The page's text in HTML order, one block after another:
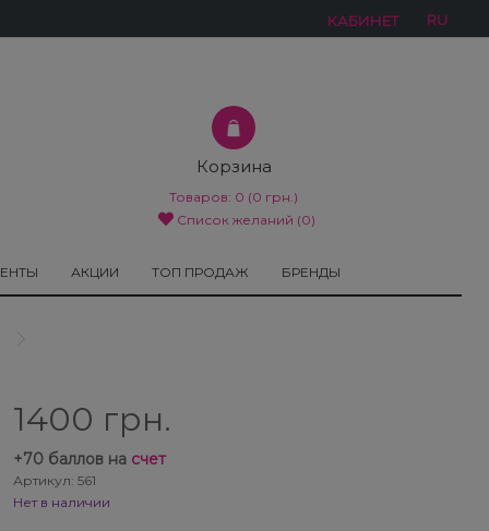
КАБИНЕТ RU
Корзина
Товаров: 0 (0 грн.)
Список желаний (0)
АКЦИИ ТОП ПРОДАЖ БРЕНДЫ
1400 грн.
+70баллов на счет
Артикул: 561
Нет в наличии